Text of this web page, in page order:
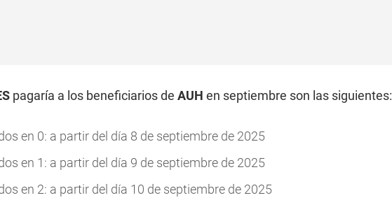
pagaría a los beneficiarios de AUH en septiembre son las siguientes:
en 0: a partir del día 8 de septiembre de 2025
en 1: a partir del día 9 de septiembre de 2025
en 2: a partir del día 10 de septiembre de 2025